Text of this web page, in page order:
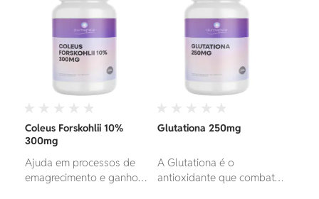
Coleus Forskohlii 10%
300mg
Ajuda em processos de
emagrecimento e ganho
Glutationa 250mg
A Glutationa é o
antioxidante que combate